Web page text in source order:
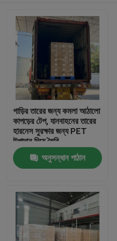
পণ্য
ভিডিও
গাড়ির তারের জন্য কমলা আঠালো
কাপড়ের টেপ, যানবাহনের তারের
হারনেস সুরক্ষার জন্য PET
উপাদান দিয়ে তৈরি
অনুসন্ধান পাঠান